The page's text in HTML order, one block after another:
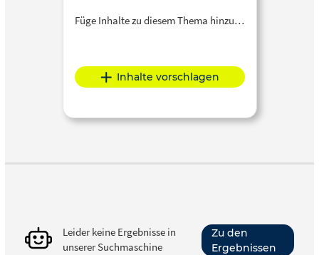
Füge Inhalte zu diesem Thema hinzu…
Inhalte vorschlagen
Leider keine Ergebnisse in
unserer Suchmaschine
Zu den
Ergebnissen